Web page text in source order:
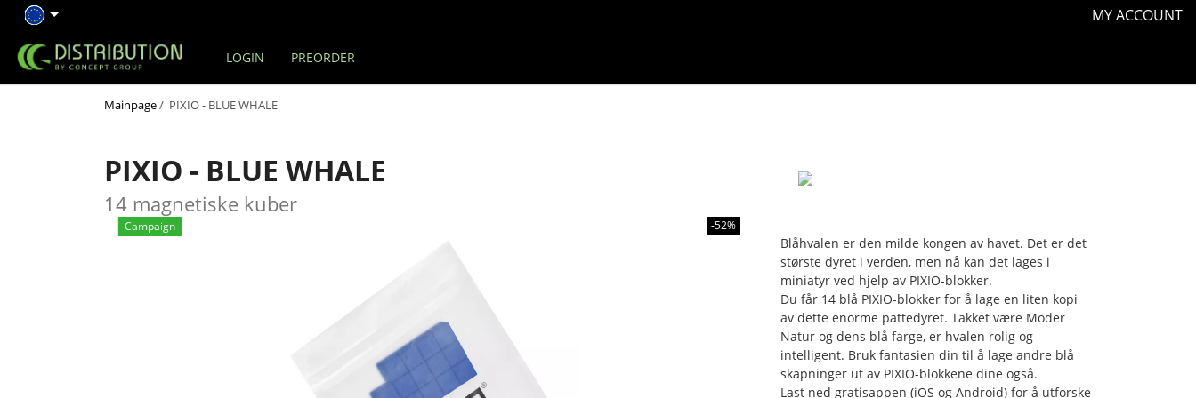
MY ACCOUNT
LOGIN PREORDER
Mainpage/ PIXIO - BLUE WHALE
PIXIO - BLUE WHALE
14 magnetiske kuber
Campaign -52%
Blåhvalen er den milde kongen av havet. Det er det
største dyret i verden, men nå kan det lages i
miniatyr ved hjelp av PIXIO-blokker.
Du får 14 blå PIXIO-blokker for å lage en liten kopi
av dette enorme pattedyret. Takket være Moder
Natur og dens blå farge, er hvalen rolig og
intelligent. Bruk fantasien din til å lage andre blå
skapninger ut av PIXIO-blokkene dine også.
Last ned gratisappen (iOS og Android) for å utforske